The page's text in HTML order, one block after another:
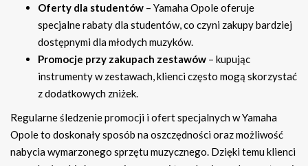
Oferty dla studentów – Yamaha Opole oferuje
specjalne rabaty dla studentów, co czyni zakupy bardziej
dostępnymi dla młodych muzyków.
Promocje przy zakupach zestawów – kupując
instrumenty w zestawach, klienci często mogą skorzystać
z dodatkowych zniżek.
Regularne śledzenie promocji i ofert specjalnych w Yamaha
Opole to doskonały sposób na oszczędności oraz możliwość
nabycia wymarzonego sprzętu muzycznego. Dzięki temu klienci